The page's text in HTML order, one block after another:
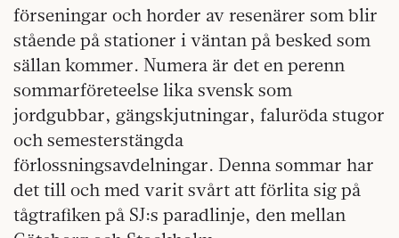
förseningar och horder av resenärer som blir
stående på stationer i väntan på besked som
sällan kommer. Numera är det en perenn
sommarföreteelse lika svensk som
jordgubbar, gängskjutningar, faluröda stugor
och semesterstängda
förlossningsavdelningar. Denna sommar har
det till och med varit svårt att förlita sig på
tågtrafiken på SJ:s paradlinje, den mellan